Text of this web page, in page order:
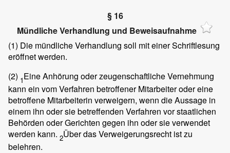
§ 16
Mündliche Verhandlung und Beweisaufnahme
(1) Die mündliche Verhandlung soll mit einer Schriftlesung
eröffnet werden.
(2) 1Eine Anhörung oder zeugenschaftliche Vernehmung
kann ein vom Verfahren betroffener Mitarbeiter oder eine
betroffene Mitarbeiterin verweigern, wenn die Aussage in
einem ihn oder sie betreffenden Verfahren vor staatlichen
Behörden oder Gerichten gegen ihn oder sie verwendet
werden kann. 2Über das Verweigerungsrecht ist zu
belehren.